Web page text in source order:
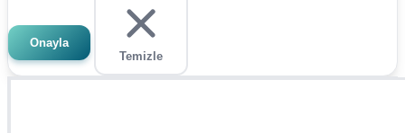
Onayla
Temizle